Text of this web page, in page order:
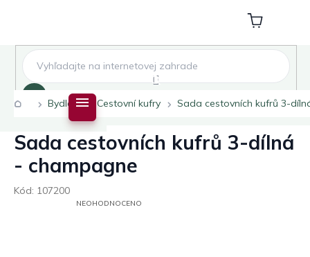
Nákupní
košík
DomůBydlení Cestovní kufry Sada cestovních kufrů 3-
Sada cestovních kufrů 3-dílná
- champagne
Kód: 107200
PRŮMĚRNÉNEOHODNOCENO